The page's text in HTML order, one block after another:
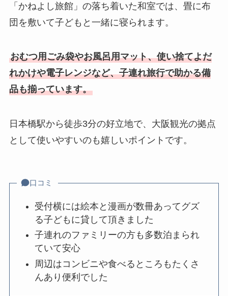
「かねよし旅館」の落ち着いた和室では、畳に布
団を敷いて子どもと一緒に寝られます。
おむつ用ごみ袋やお風呂用マット、使い捨てよだ
れかけや電子レンジなど、子連れ旅行で助かる備
品も揃っています。
日本橋駅から徒歩3分の好立地で、大阪観光の拠点
として使いやすいのも嬉しいポイントです。
口コミ
受付横には絵本と漫画が数冊あってグズ
る子どもに貸して頂きました
子連れのファミリーの方も多数泊まられ
ていて安心
周辺はコンビニや食べるところもたくさ
んあり便利でした